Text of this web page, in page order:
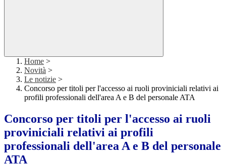
Home >
Novità >
Le notizie >
Concorso per titoli per l'accesso ai ruoli proviniciali relativi ai
profili professionali dell'area A e B del personale ATA
Concorso per titoli per l'accesso ai ruoli
proviniciali relativi ai profili
professionali dell'area A e B del personale
ATA